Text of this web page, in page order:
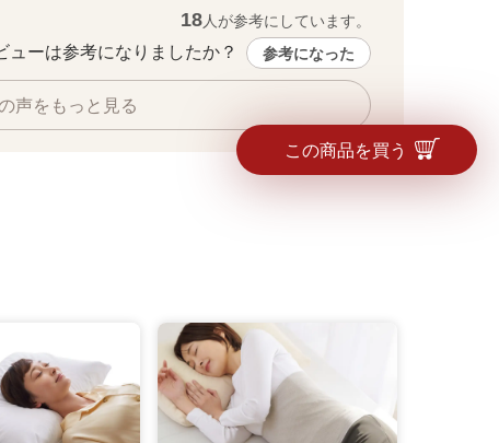
18人が参考にしています。
ューは参考になりましたか？ 参考になった
声をもっと見る
この商品を買う